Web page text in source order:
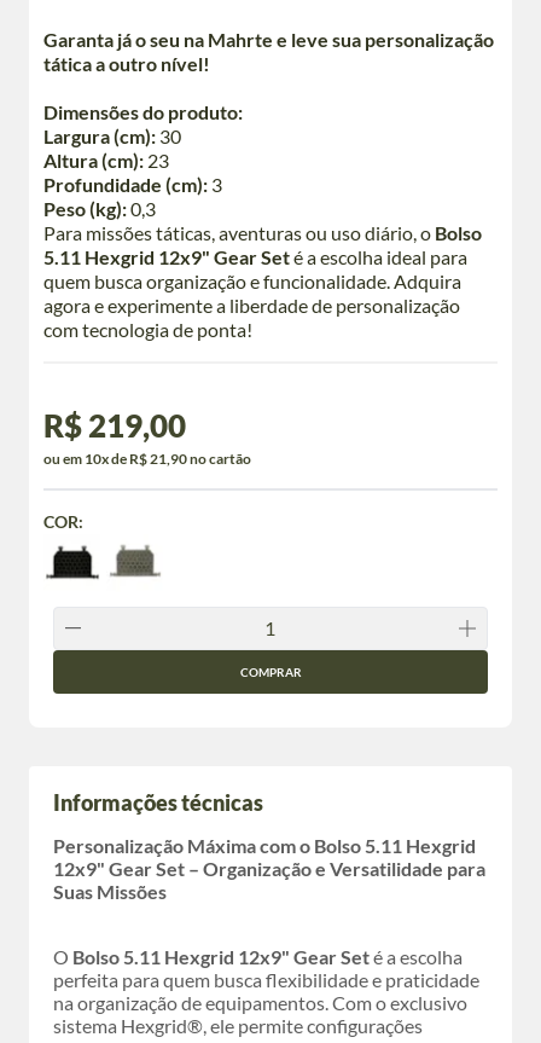
Garanta já o seu na Mahrte e leve sua personalização
tática a outro nível!
Dimensões do produto:
Largura (cm): 30
Altura (cm): 23
Profundidade (cm): 3
Peso (kg):0,3
Para missões táticas, aventuras ou uso diário, o Bolso
5.11 Hexgrid 12x9" Gear Seté a escolha ideal para
quem busca organização e funcionalidade. Adquira
agora e experimente a liberdade de personalização
com tecnologia de ponta!
R$ 219,00
ou em 10x de R$ 21,90 no cartão
COR:
COMPRAR
Informações técnicas
Personalização Máxima com o Bolso 5.11 Hexgrid
12x9" Gear Set – Organização e Versatilidade para
Suas Missões
O Bolso 5.11 Hexgrid 12x9" Gear Seté a escolha
perfeita para quem busca flexibilidade e praticidade
na organização de equipamentos. Com o exclusivo
sistema Hexgrid®, ele permite configurações